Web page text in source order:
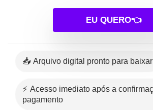
EU QUERO👈
📥 Arquivo digital pronto para baixar
⚡ Acesso imediato após a confirmação do
pagamento